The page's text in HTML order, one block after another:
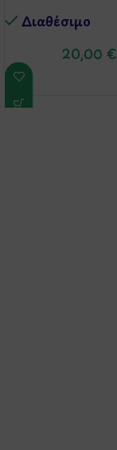
Διαθέσιμo
20,00 €